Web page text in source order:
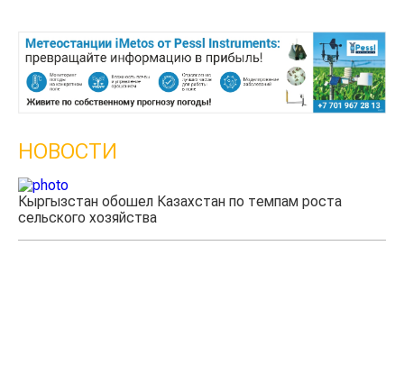
НОВОСТИ
Кыргызстан обошел Казахстан по темпам роста
сельского хозяйства